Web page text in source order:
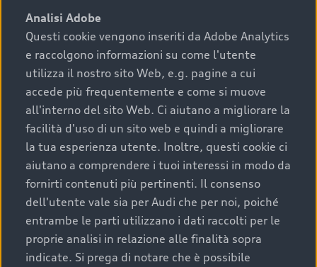
chilometraggio: un valore contenuto corrisponde a
uno stato migliore del veicolo e a una maggiore
durata nel tempo;
cronologia dei tagliandi: una documentazione
completa della vettura certifica una manutenzione
costante e accurata;
condizioni della carrozzeria e degli interni: una
buona conservazione evidenzia cura e attenzione del
precedente proprietario;
efficienza meccanica: motore, trasmissione e
componenti principali in ottimo stato garantiscono
prestazioni affidabili e sicure.
Analisi Adobe
Questi cookie vengono inseriti da Adobe Analytics
e raccolgono informazioni su come l'utente
utilizza il nostro sito Web, e.g. pagine a cui
accede più frequentemente e come si muove
all'interno del sito Web. Ci aiutano a migliorare la
facilità d'uso di un sito web e quindi a migliorare
la tua esperienza utente. Inoltre, questi cookie ci
aiutano a comprendere i tuoi interessi in modo da
fornirti contenuti più pertinenti. Il consenso
dell'utente vale sia per Audi che per noi, poiché
entrambe le parti utilizzano i dati raccolti per le
proprie analisi in relazione alle finalità sopra
indicate. Si prega di notare che è possibile